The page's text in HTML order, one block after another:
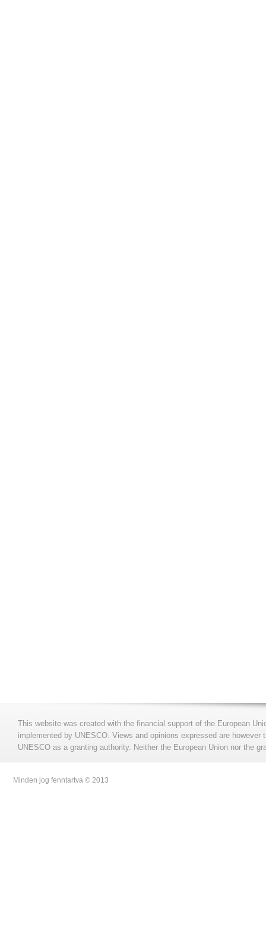
This website was created with the financial support of the European
implemented by UNESCO. Views and opinions expressed are
UNESCO as a granting authority. Neither the European Union nor the
Minden jog fenntartva © 2013